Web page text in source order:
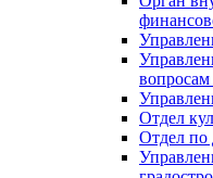
вопросам
Отдел
Отдел по